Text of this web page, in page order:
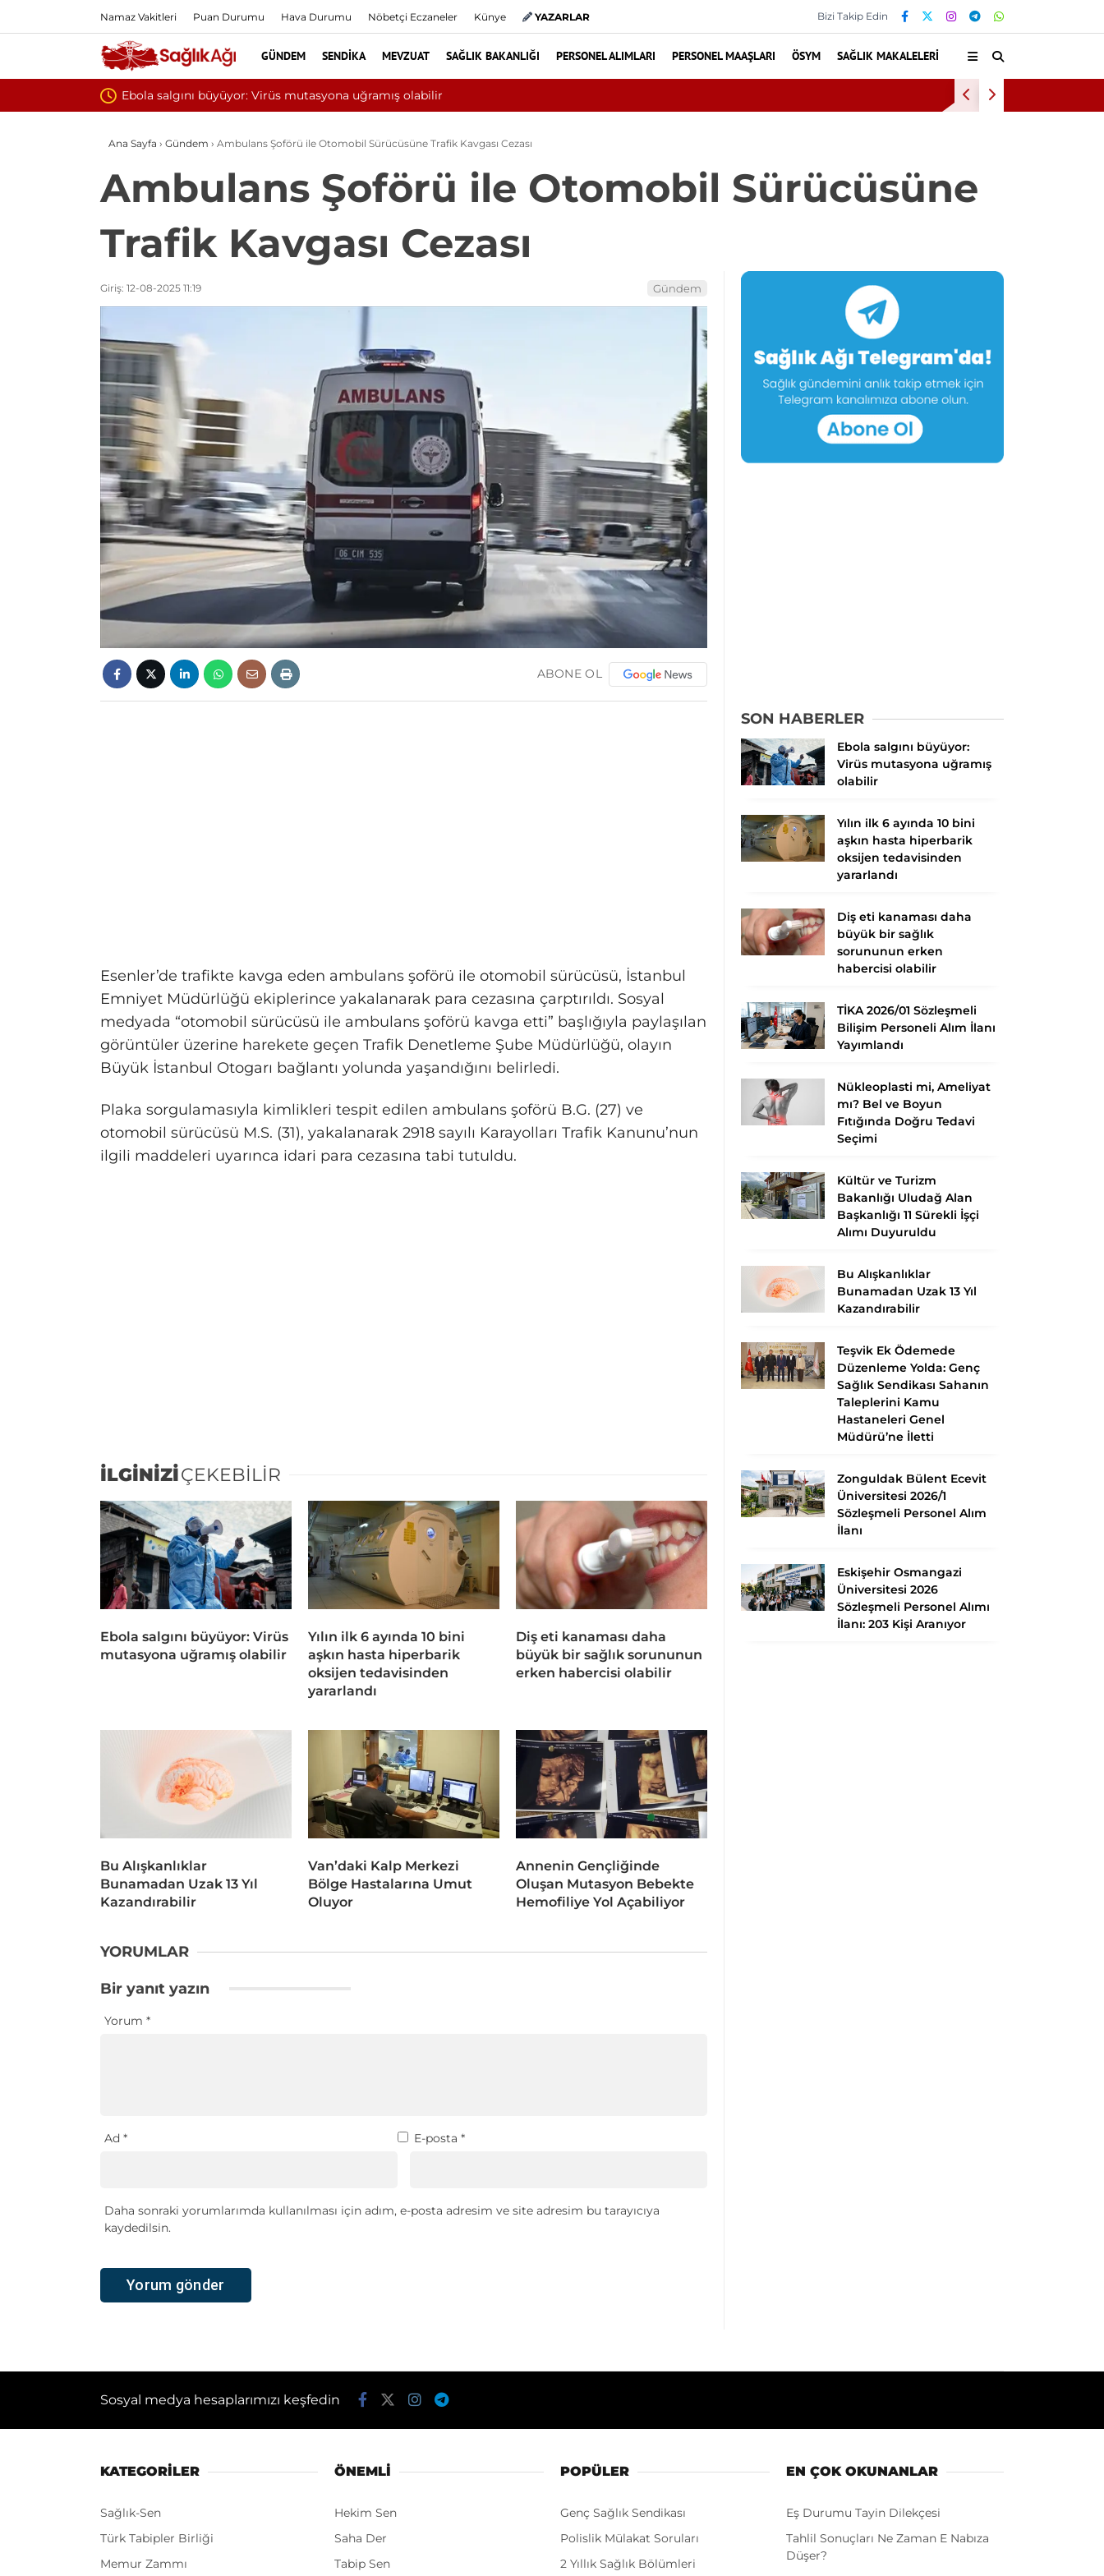
Namaz Vakitleri Puan Durumu Hava Durumu Nöbetçi Eczaneler Künye YAZARLAR Bizi Takip Edin
GÜNDEM SENDIKA MEVZUAT SAĞLIK BAKANLIĞI PERSONEL ALIMLARI PERSONEL MAAŞLARI ÖSYM SAĞLIK MAKALELERI
uğramış olabilir Yılın ilk 6 ayında 10 bini aşkın hasta hiperbarik oksijen tedavisinden yararlandı
Ana Sayfa › Gündem › Ambulans Şoförü ile Otomobil Sürücüsüne Trafik Kavgası Cezası
Ambulans Şoförü ile Otomobil Sürücüsüne
Trafik Kavgası Cezası
Giriş: 12-08-2025 11:19 Gündem
ABONE OL
Esenler’de trafikte kavga eden ambulans şoförü ile otomobil sürücüsü, İstanbul
Emniyet Müdürlüğü ekiplerince yakalanarak para cezasına çarptırıldı. Sosyal
medyada “otomobil sürücüsü ile ambulans şoförü kavga etti” başlığıyla paylaşılan
görüntüler üzerine harekete geçen Trafik Denetleme Şube Müdürlüğü, olayın
Büyük İstanbul Otogarı bağlantı yolunda yaşandığını belirledi.
Plaka sorgulamasıyla kimlikleri tespit edilen ambulans şoförü B.G. (27) ve
otomobil sürücüsü M.S. (31), yakalanarak 2918 sayılı Karayolları Trafik Kanunu’nun
ilgili maddeleri uyarınca idari para cezasına tabi tutuldu.
İLGİNİZİÇEKEBİLİR
Ebola salgını büyüyor: Virüs
mutasyona uğramış olabilir
Yılın ilk 6 ayında 10 bini
aşkın hasta hiperbarik
oksijen tedavisinden
yararlandı
Diş eti kanaması daha
büyük bir sağlık sorununun
erken habercisi olabilir
Bu Alışkanlıklar
Bunamadan Uzak 13 Yıl
Kazandırabilir
Van’daki Kalp Merkezi
Bölge Hastalarına Umut
Oluyor
Annenin Gençliğinde
Oluşan Mutasyon Bebekte
Hemofiliye Yol Açabiliyor
YORUMLAR
Bir yanıt yazın
Yorum *
Ad * E-posta *
Daha sonraki yorumlarımda kullanılması için adım, e-posta adresim ve site adresim bu tarayıcıya
kaydedilsin.
SON HABERLER
Ebola salgını büyüyor:
Virüs mutasyona uğramış
olabilir
Yılın ilk 6 ayında 10 bini
aşkın hasta hiperbarik
oksijen tedavisinden
yararlandı
Diş eti kanaması daha
büyük bir sağlık
sorununun erken
habercisi olabilir
TİKA 2026/01 Sözleşmeli
Bilişim Personeli Alım İlanı
Yayımlandı
Nükleoplasti mi, Ameliyat
mı? Bel ve Boyun
Fıtığında Doğru Tedavi
Seçimi
Kültür ve Turizm
Bakanlığı Uludağ Alan
Başkanlığı 11 Sürekli İşçi
Alımı Duyuruldu
Bu Alışkanlıklar
Bunamadan Uzak 13 Yıl
Kazandırabilir
Teşvik Ek Ödemede
Düzenleme Yolda: Genç
Sağlık Sendikası Sahanın
Taleplerini Kamu
Hastaneleri Genel
Müdürü’ne İletti
Zonguldak Bülent Ecevit
Üniversitesi 2026/1
Sözleşmeli Personel Alım
İlanı
Eskişehir Osmangazi
Üniversitesi 2026
Sözleşmeli Personel Alımı
İlanı: 203 Kişi Aranıyor
Sosyal medya hesaplarımızı keşfedin
KATEGORİLER
Sağlık-Sen
Türk Tabipler Birliği
Memur Zammı
ÖNEMLI
Hekim Sen
Saha Der
Tabip Sen
POPÜLER
Genç Sağlık Sendikası
Polislik Mülakat Soruları
2 Yıllık Sağlık Bölümleri
EN ÇOK OKUNANLAR
Eş Durumu Tayin Dilekçesi
Tahlil Sonuçları Ne Zaman E Nabıza
Düşer?